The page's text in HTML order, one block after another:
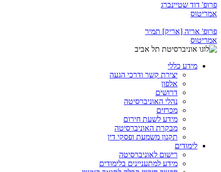
פרופ' דוד שטיינברג
אמריטוס
פרופ' אריה [אריק] תמיר
אמריטוס
מידע כללי
יצירת קשר ודרכי הגעה
אלפון
דרושים
נהלי האוניברסיטה
מכרזים
מידע לשעת חירום
מבקרת האוניברסיטה
תקנון משמעת ופסקי דין
לימודים
רישום לאוניברסיטה
מידע למתעניינים בלימודים